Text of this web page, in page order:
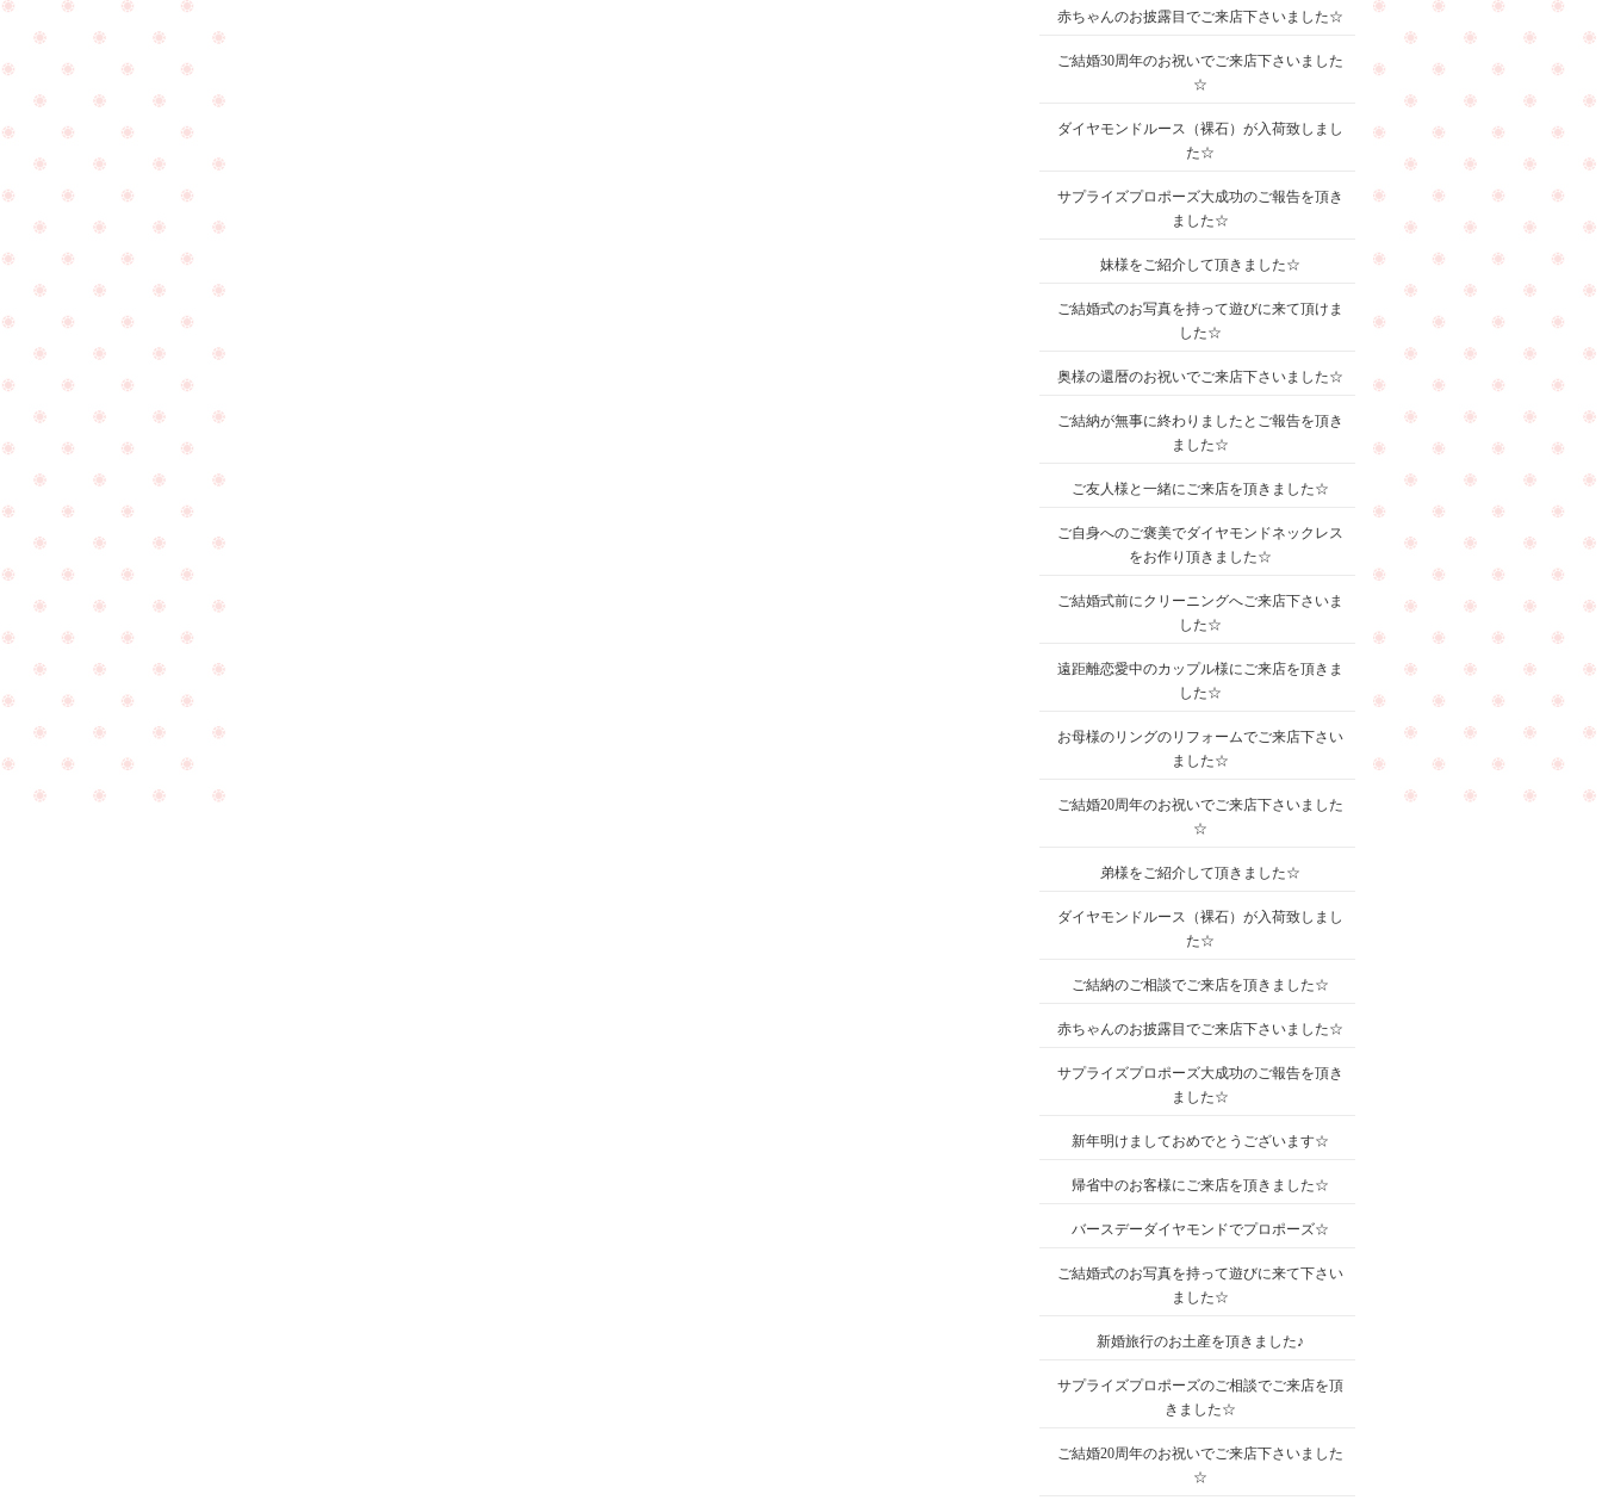
赤ちゃんのお披露目でご来店下さいました☆
ご結婚30周年のお祝いでご来店下さいました
☆
ダイヤモンドルース（裸石）が入荷致しまし
た☆
サプライズプロポーズ大成功のご報告を頂き
ました☆
妹様をご紹介して頂きました☆
ご結婚式のお写真を持って遊びに来て頂けま
した☆
奥様の還暦のお祝いでご来店下さいました☆
ご結納が無事に終わりましたとご報告を頂き
ました☆
ご友人様と一緒にご来店を頂きました☆
ご自身へのご褒美でダイヤモンドネックレス
をお作り頂きました☆
ご結婚式前にクリーニングへご来店下さいま
した☆
遠距離恋愛中のカップル様にご来店を頂きま
した☆
お母様のリングのリフォームでご来店下さい
ました☆
ご結婚20周年のお祝いでご来店下さいました
☆
弟様をご紹介して頂きました☆
ダイヤモンドルース（裸石）が入荷致しまし
た☆
ご結納のご相談でご来店を頂きました☆
赤ちゃんのお披露目でご来店下さいました☆
サプライズプロポーズ大成功のご報告を頂き
ました☆
新年明けましておめでとうございます☆
帰省中のお客様にご来店を頂きました☆
バースデーダイヤモンドでプロポーズ☆
ご結婚式のお写真を持って遊びに来て下さい
ました☆
新婚旅行のお土産を頂きました♪
サプライズプロポーズのご相談でご来店を頂
きました☆
ご結婚20周年のお祝いでご来店下さいました
☆